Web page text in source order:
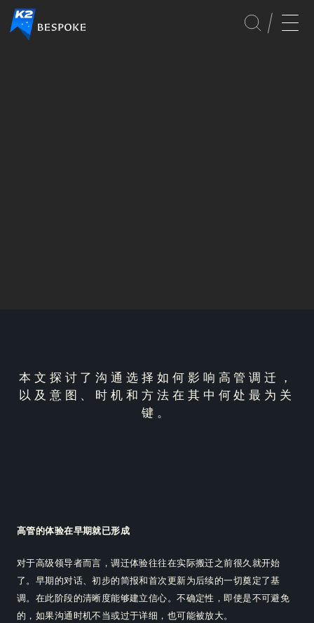
本文探讨了沟通选择如何影响高管调迁，
以及意图、时机和方法在其中何处最为关
键。
高管的体验在早期就已形成
对于高级领导者而言，调迁体验往往在实际搬迁之前很久就开始
了。早期的对话、初步的简报和首次更新为后续的一切奠定了基
调。在此阶段的清晰度能够建立信心。不确定性，即使是不可避免
的，如果沟通时机不当或过于详细，也可能被放大。